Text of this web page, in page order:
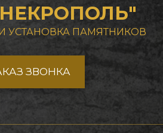
УСТАНОВКА ПАМЯТНИКОВ
ЗВОНКА